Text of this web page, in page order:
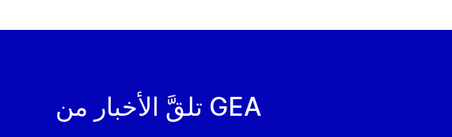
تلقَّ الأخبار من GEA